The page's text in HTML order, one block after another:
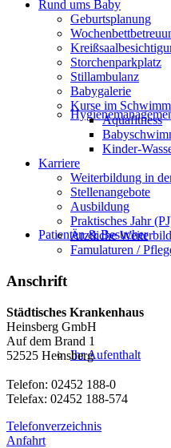
Patienten & Besucher
Ihr Aufenthalt
Rund ums Baby
Geburtsplanung
Storchenparkplatz
Stillambulanz
Babygalerie
Kurse im
Aquafitness
Kinder-
Karriere
Weiterbildung in
Stellenangebote
Ausbildung
Praktisches Jahr
Ärztliche
Famulaturen /
Anschrift
Städtisches Krankenhaus
Heinsberg GmbH
Auf dem Brand 1
52525 Heinsberg
Telefon: 02452 188-0
Telefax: 02452 188-574
Telefonverzeichnis
Anfahrt